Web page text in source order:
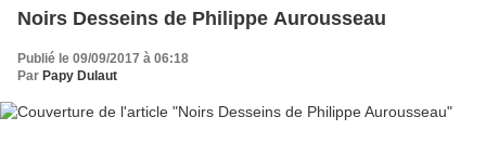
Noirs Desseins de Philippe Aurousseau
Publié le 09/09/2017 à 06:18
Par Papy Dulaut